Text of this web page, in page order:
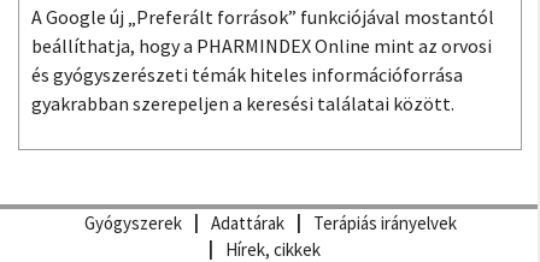
A Google új „Preferált források” funkciójával mostantól
beállíthatja, hogy a PHARMINDEX Online mint az orvosi
és gyógyszerészeti témák hiteles információforrása
gyakrabban szerepeljen a keresési találatai között.
Gyógyszerek Adattárak
Terápiás irányelvek
Hírek, cikkek